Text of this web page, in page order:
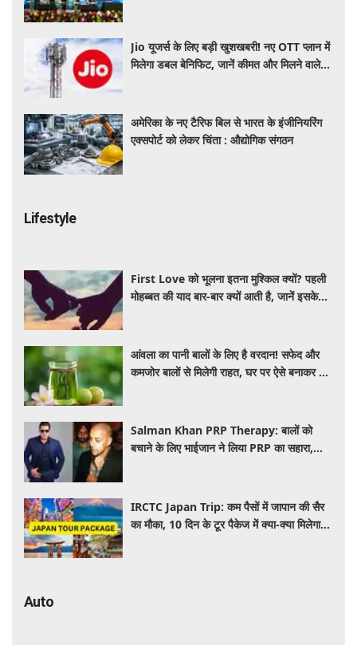
Jio यूजर्स के लिए बड़ी खुशखबरी! नए OTT प्लान में
मिलेगा डबल बेनिफिट, जानें कीमत और मिलने वाले
अमेरिका के नए टैरिफ बिल से भारत के इंजीनियरिंग
एक्सपोर्ट को लेकर चिंता : औद्योगिक संगठन
Lifestyle
First Love को भूलना इतना मुश्किल क्यों? पहली
मोहब्बत की याद बार-बार क्यों आती है, जानें इसके
आंवला का पानी बालों के लिए है वरदान! सफेद और
कमजोर बालों से मिलेगी राहत, घर पर ऐसे बनाकर करें
Salman Khan PRP Therapy: बालों को
बचाने के लिए भाईजान ने लिया PRP का सहारा,
IRCTC Japan Trip: कम पैसों में जापान की सैर
का मौका, 10 दिन के टूर पैकेज में क्या-क्या मिलेगा?
Auto